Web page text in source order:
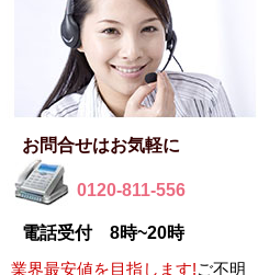
お問合せはお気軽に
0120-811-556
電話受付 8時~20時
業界最安値を目指します!ご不明